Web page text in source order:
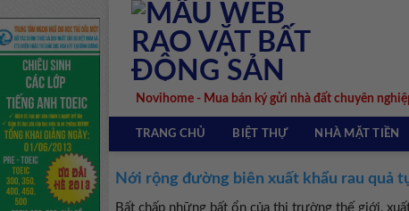
Skip
content
Novihome - Mua bán ký gửi nhà đất chuyên
TRANG CHỦ BIỆT THỰ NHÀ MẶT TIỀN
Nới rộng đường biên xuất khẩu rau quả
Bất chấp những bất ổn của thị trường thế giới,